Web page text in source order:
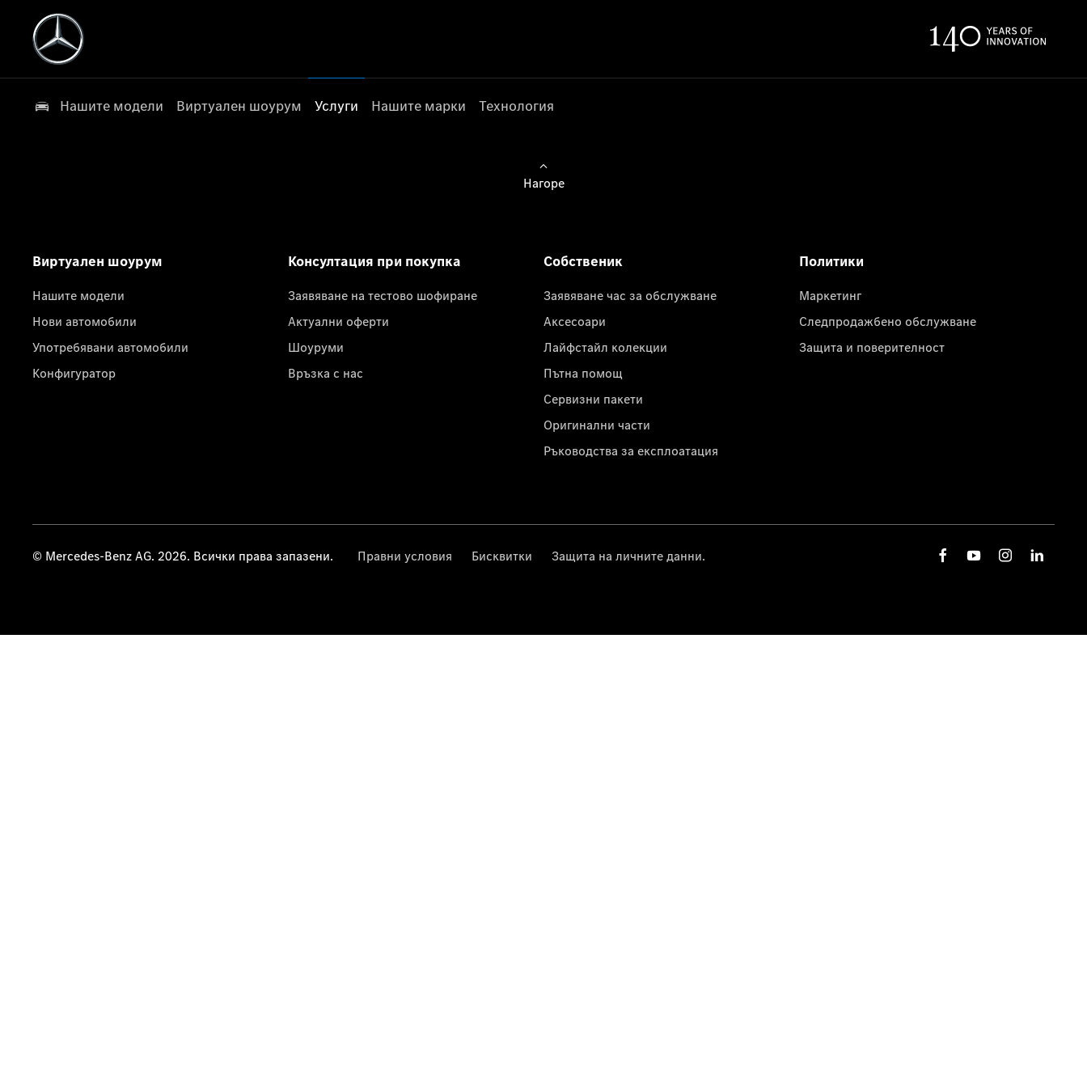
Нашите модели Виртуален шоурум Услуги Нашите марки Технология
Нагоре
Виртуален шоурум
Нашите модели
Нови автомобили
Употребявани автомобили
Конфигуратор
Консултация при покупка
Заявяване на тестово шофиране
Актуални оферти
Шоуруми
Връзка с нас
Собственик
Заявяване час за обслужване
Аксесоари
Лайфстайл колекции
Пътна помощ
Сервизни пакети
Оригинални части
Ръководства за експлоатация
Политики
Маркетинг
Следпродажбено обслужване
Защита и поверителност
© Mercedes-Benz AG. 2026. Всички права запазени. Правни условия Бисквитки Защита на личните данни.